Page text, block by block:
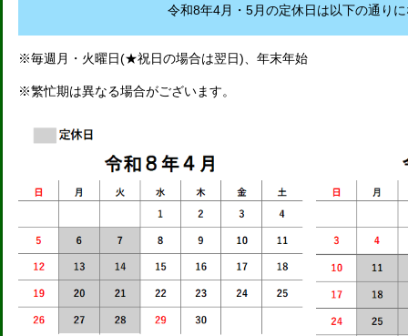
令和8年4月・5月の定休日は以下の通り
※毎週月・火曜日(★祝日の場合は翌日)、年末年始
※繁忙期は異なる場合がございます。